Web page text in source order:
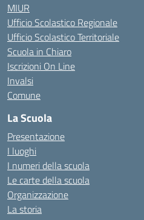
MIUR
Ufficio Scolastico Regionale
Ufficio Scolastico Territoriale
Scuola in Chiaro
Iscrizioni On Line
Invalsi
Comune
La Scuola
Presentazione
I luoghi
I numeri della scuola
Le carte della scuola
Organizzazione
La storia